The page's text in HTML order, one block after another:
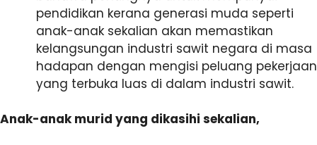
pendidikan kerana generasi muda seperti
anak-anak sekalian akan memastikan
kelangsungan industri sawit negara di masa
hadapan dengan mengisi peluang pekerjaan
yang terbuka luas di dalam industri sawit.
Anak-anak murid yang dikasihi sekalian,